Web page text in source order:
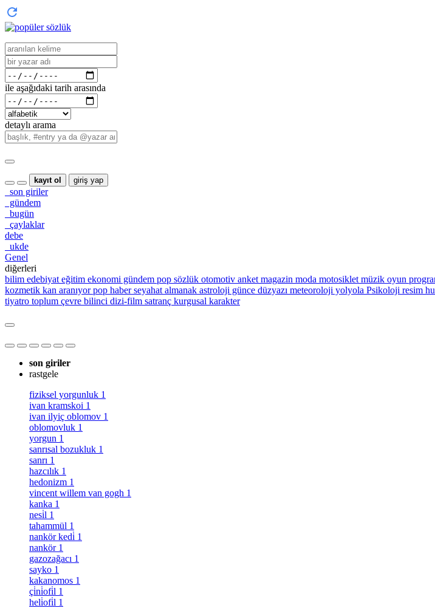
ile aşağıdaki tarih arasında
detaylı arama
kayıt ol giriş yap
son giriler
gündem
bugün
çaylaklar
debe
ukde
Genel
diğerleri
bilim edebiyat eğitim ekonomi gündem pop sözlük otomotiv anket magazin moda motosiklet müzik oyun
kozmetik kan aranıyorpop haberseyahat almanak astroloji günce düzyazı meteoroloji yolyola Psikoloji resim
tiyatro toplum çevre bilinci dizi-film satranç kurgusal karakter
son giriler
rastgele
fiziksel yorgunluk 1
ivan kramskoi 1
ivan ilyiç oblomov 1
oblomovluk 1
yorgun 1
sanrısal bozukluk 1
sanrı 1
hazcılık 1
hedonizm 1
vincent willem van gogh 1
kanka 1
nesi̇l 1
tahammül 1
nankör kedi̇ 1
nankör 1
gazozağacı 1
sayko 1
kakanomos 1
çi̇ni̇ofi̇l 1
heli̇ofi̇l 1